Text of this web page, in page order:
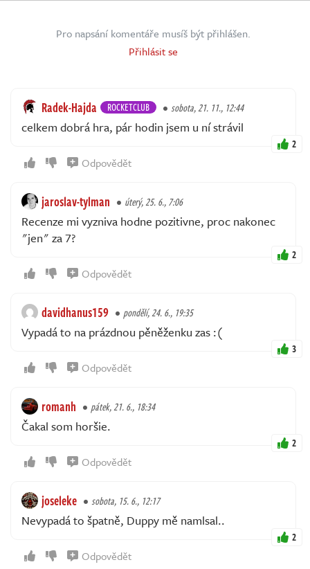
Pro napsání komentáře musíš být přihlášen.
Přihlásit se
Radek-Hajda ROCKETCLUB sobota, 21. 11., 12:44
celkem dobrá hra, pár hodin jsem u ní strávil
2
Odpovědět
jaroslav-tylman úterý, 25. 6., 7:06
Recenze mi vyzniva hodne pozitivne, proc nakonec
"jen" za 7?
2
Odpovědět
davidhanus159 pondělí, 24. 6., 19:35
Vypadá to na prázdnou pěněženku zas :(
3
Odpovědět
romanh pátek, 21. 6., 18:34
Čakal som horšie.
2
Odpovědět
joseleke sobota, 15. 6., 12:17
Nevypadá to špatně, Duppy mě namlsal..
2
Odpovědět